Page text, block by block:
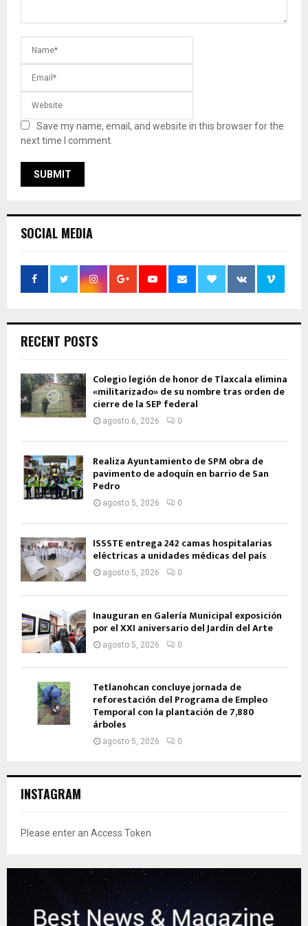
Save my name, email, and website in this browser for the
next time I comment.
SOCIAL MEDIA
RECENT POSTS
Colegio legión de honor de Tlaxcala elimina
«militarizado» de su nombre tras orden de
cierre de la SEP federal
agosto 6, 2026 0
Realiza Ayuntamiento de SPM obra de
pavimento de adoquín en barrio de San
Pedro
agosto 5, 2026 0
ISSSTE entrega 242 camas hospitalarias
eléctricas a unidades médicas del país
agosto 5, 2026 0
Inauguran en Galería Municipal exposición
por el XXI aniversario del Jardín del Arte
agosto 5, 2026 0
Tetlanohcan concluye jornada de
reforestación del Programa de Empleo
Temporal con la plantación de 7,880
árboles
agosto 5, 2026 0
INSTAGRAM
Please enter an Access Token